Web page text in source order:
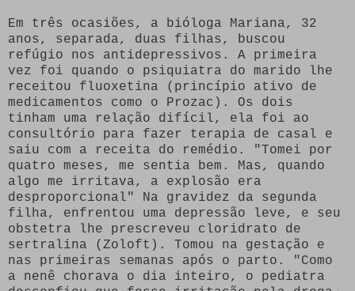
Em três ocasiões, a bióloga Mariana, 32
anos, separada, duas filhas, buscou
refúgio nos antidepressivos. A primeira
vez foi quando o psiquiatra do marido lhe
receitou fluoxetina (princípio ativo de
medicamentos como o Prozac). Os dois
tinham uma relação difícil, ela foi ao
consultório para fazer terapia de casal e
saiu com a receita do remédio. "Tomei por
quatro meses, me sentia bem. Mas, quando
algo me irritava, a explosão era
desproporcional" Na gravidez da segunda
filha, enfrentou uma depressão leve, e seu
obstetra lhe prescreveu cloridrato de
sertralina (Zoloft). Tomou na gestação e
nas primeiras semanas após o parto. "Como
a nenê chorava o dia inteiro, o pediatra